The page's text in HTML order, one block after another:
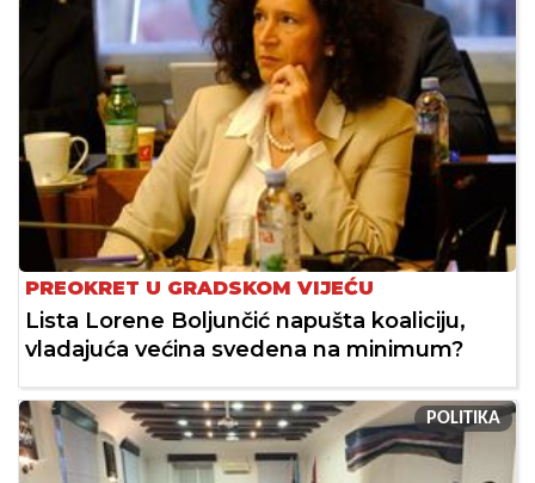
PREOKRET U GRADSKOM VIJEĆU
Lista Lorene Boljunčić napušta koaliciju,
vladajuća većina svedena na minimum?
POLITIKA